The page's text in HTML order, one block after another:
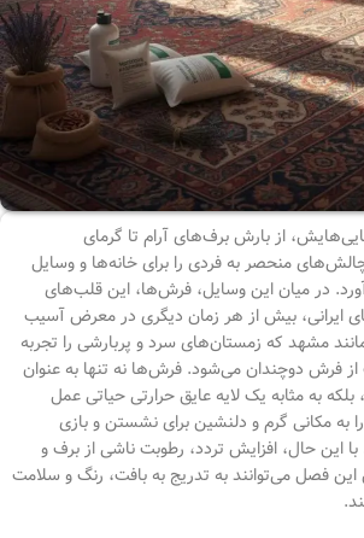
از بارش برف‌های آرام تا گرمای
منحصر به فردی را برای خانه‌ها و وسایل
در میان این وسایل، فرش‌ها، این قلب‌های
ایرانی، بیش از هر زمان دیگری در معرض آسیب
مشهد که زمستان‌های سرد و پربارشی را تجربه
فرش دوچندان می‌شود. فرش‌ها نه تنها به عنوان
به مثابه یک لایه عایق حرارتی حیاتی عمل
به مکانی گرم و دلنشین برای نشستن و بازی
این حال، افزایش تردد، رطوبت ناشی از برف و
فصل می‌توانند به تدریج به بافت، رنگ و سلامت